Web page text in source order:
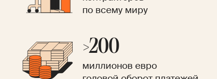
по всему миру
>200
миллионов евро